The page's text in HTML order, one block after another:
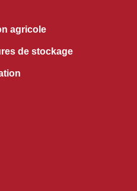
agricole
de stockage